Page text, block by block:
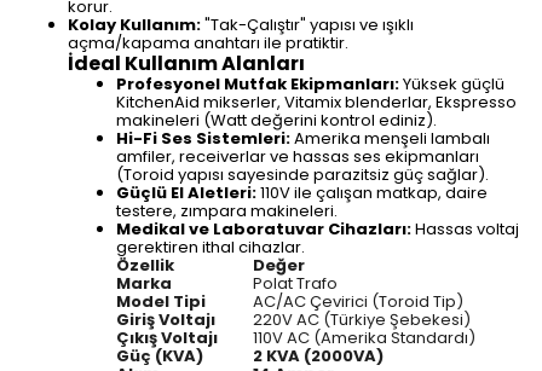
korur.
Kolay Kullanım:"Tak-Çalıştır" yapısı ve ışıklı
açma/kapama anahtarı ile pratiktir.
İdeal Kullanım Alanları
Profesyonel Mutfak Ekipmanları:Yüksek güçlü
KitchenAid mikserler, Vitamix blenderlar, Ekspresso
makineleri (Watt değerini kontrol ediniz).
Hi-Fi Ses Sistemleri:Amerika menşeli lambalı
amfiler, receiverlar ve hassas ses ekipmanları
(Toroid yapısı sayesinde parazitsiz güç sağlar).
Güçlü El Aletleri:110V ile çalışan matkap, daire
testere, zımpara makineleri.
Medikal ve Laboratuvar Cihazları:Hassas voltaj
gerektiren ithal cihazlar.
Özellik Değer
Marka Polat Trafo
Model Tipi AC/AC Çevirici (Toroid Tip)
Giriş Voltajı 220V AC (Türkiye Şebekesi)
Çıkış Voltajı 110V AC (Amerika Standardı)
Güç (KVA) 2 KVA (2000VA)